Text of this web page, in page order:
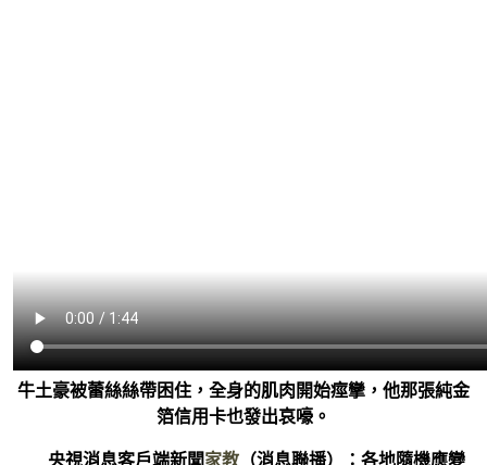
牛土豪被蕾絲絲帶困住，全身的肌肉開始痙攣，他那張純金
箔信用卡也發出哀嚎。